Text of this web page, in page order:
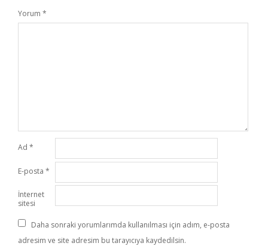
Yorum *
Ad *
E-posta *
İnternet
sitesi
Daha sonraki yorumlarımda kullanılması için adım, e-posta
adresim ve site adresim bu tarayıcıya kaydedilsin.